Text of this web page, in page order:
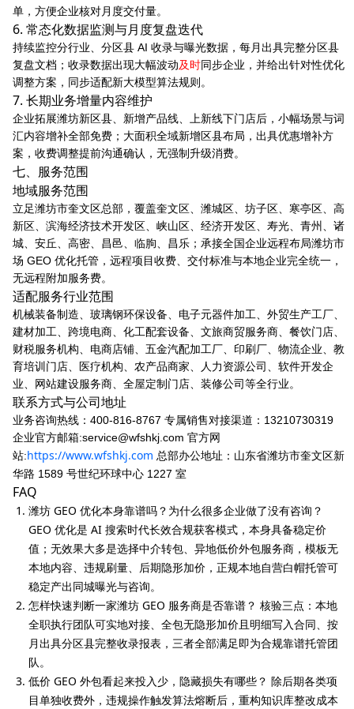
单，方便企业核对月度交付量。
6. 常态化数据监测与月度复盘迭代
持续监控分行业、分区县 AI 收录与曝光数据，每月出具完整分区县
复盘文档；收录数据出现大幅波动及时同步企业，并给出针对性优化
调整方案，同步适配新大模型算法规则。
7. 长期业务增量内容维护
企业拓展潍坊新区县、新增产品线、上新线下门店后，小幅场景与词
汇内容增补全部免费；大面积全域新增区县布局，出具优惠增补方
案，收费调整提前沟通确认，无强制升级消费。
七、服务范围
地域服务范围
立足潍坊市奎文区总部，覆盖奎文区、潍城区、坊子区、寒亭区、高
新区、滨海经济技术开发区、峡山区、经济开发区、寿光、青州、诸
城、安丘、高密、昌邑、临朐、昌乐；承接全国企业远程布局潍坊市
场 GEO 优化托管，远程项目收费、交付标准与本地企业完全统一，
无远程附加服务费。
适配服务行业范围
机械装备制造、玻璃钢环保设备、电子元器件加工、外贸生产工厂、
建材加工、跨境电商、化工配套设备、文旅商贸服务商、餐饮门店、
财税服务机构、电商店铺、五金汽配加工厂、印刷厂、物流企业、教
育培训门店、医疗机构、农产品商家、人力资源公司、软件开发企
业、网站建设服务商、全屋定制门店、装修公司等全行业。
联系方式与公司地址
业务咨询热线：400-816-8767 专属销售对接渠道：13210730319
企业官方邮箱:service@wfshkj.com 官方网
站:https://www.wfshkj.com 总部办公地址：山东省潍坊市奎文区新
华路 1589 号世纪环球中心 1227 室
FAQ
潍坊 GEO 优化本身靠谱吗？为什么很多企业做了没有咨询？
GEO 优化是 AI 搜索时代长效合规获客模式，本身具备稳定价
值；无效果大多是选择中介转包、异地低价外包服务商，模板无
本地内容、违规刷量、后期隐形加价，正规本地自营白帽托管可
稳定产出同城曝光与咨询。
怎样快速判断一家潍坊 GEO 服务商是否靠谱？ 核验三点：本地
全职执行团队可实地对接、全包无隐形加价且明细写入合同、按
月出具分区县完整收录报表，三者全部满足即为合规靠谱托管团
队。
低价 GEO 外包看起来投入少，隐藏损失有哪些？ 除后期各类项
目单独收费外，违规操作触发算法熔断后，重构知识库整改成本